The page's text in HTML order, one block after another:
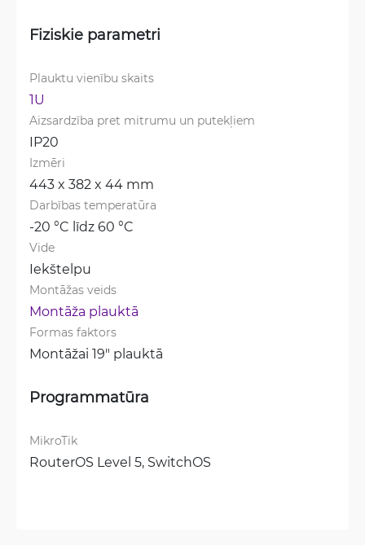
Fiziskie parametri
Plauktu vienību skaits
1U
Aizsardzība pret mitrumu un putekļiem
IP20
Izmēri
443 x 382 x 44 mm
Darbības temperatūra
-20 °C līdz 60 °C
Vide
Iekštelpu
Montāžas veids
Montāža plauktā
Formas faktors
Montāžai 19" plauktā
Programmatūra
MikroTik
RouterOS Level 5, SwitchOS